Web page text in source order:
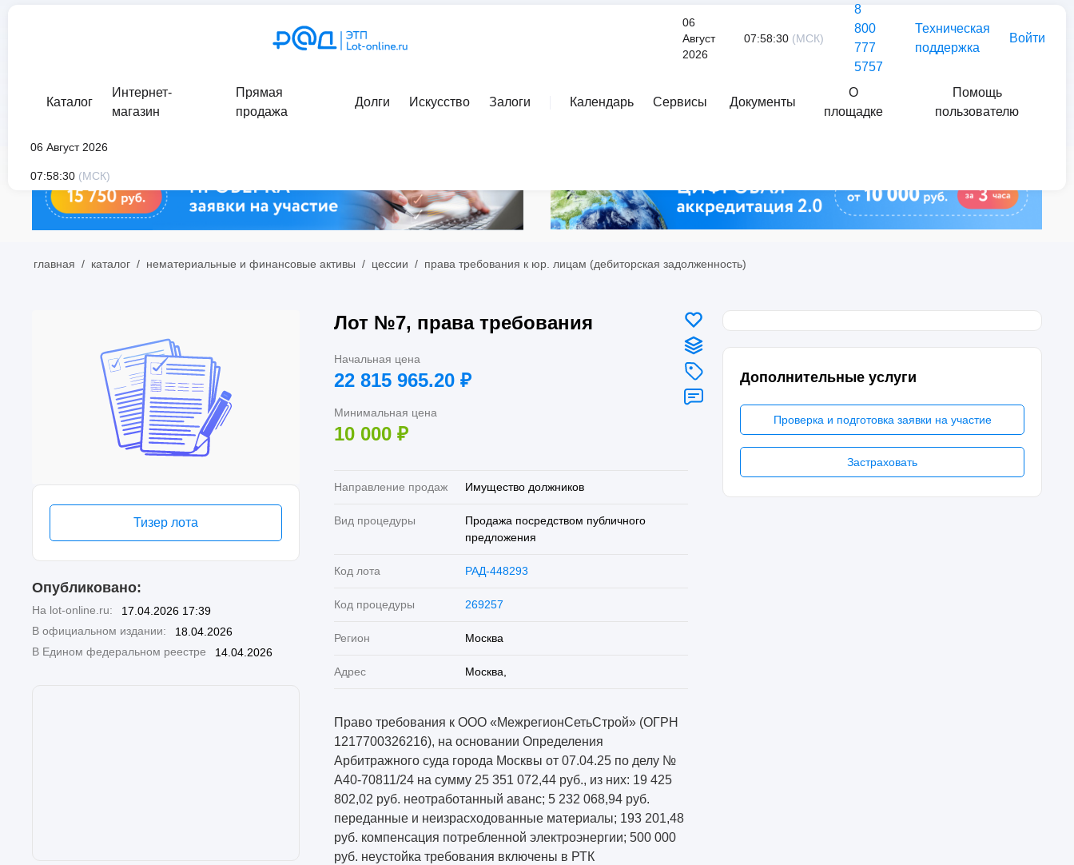
06
Август
2026
07:58:30 (МСК)
8
800
777
5757
Техническая
поддержка
Войти
Каталог
Интернет-
магазин
Прямая
продажа
Долги Искусство Залоги Календарь Сервисы Документы
О
площадке
Помощь
пользователю
06 Август 2026
07:58:30 (МСК)
главная / каталог / нематериальные и финансовые активы / цессии / права требования к юр. лицам (дебиторская задолженность)
Дополнительные услуги
Проверка и подготовка заявки на участие
Застраховать
Тизер лота
Опубликовано:
На lot-online.ru:
17.04.2026 17:39
В официальном издании:
18.04.2026
В Едином федеральном реестре
14.04.2026
Лот №7, права требования
Начальная цена
22 815 965.20 ₽
Минимальная цена
10 000 ₽
Направление продаж Имущество должников
Вид процедуры
Продажа посредством публичного
предложения
Код лота РАД-448293
Код процедуры 269257
Регион Москва
Адрес Москва,
Право требования к ООО «МежрегионСетьСтрой» (ОГРН
1217700326216), на основании Определения
Арбитражного суда города Москвы от 07.04.25 по делу №
А40-70811/24 на сумму 25 351 072,44 руб., из них: 19 425
802,02 руб. неотработанный аванс; 5 232 068,94 руб.
переданные и неизрасходованные материалы; 193 201,48
руб. компенсация потребленной электроэнергии; 500 000
руб. неустойка требования включены в РТК